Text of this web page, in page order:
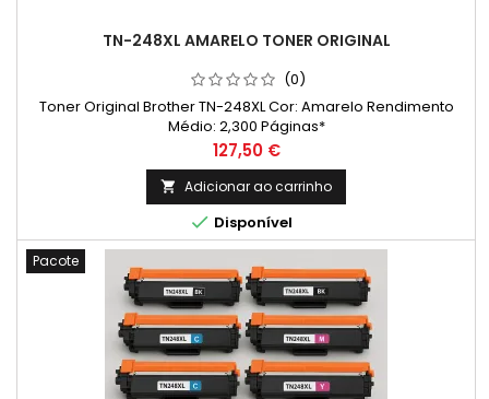
TN-248XL AMARELO TONER ORIGINAL
(0)
Toner Original Brother TN-248XL Cor: Amarelo Rendimento
Médio: 2,300 Páginas*
Preço
127,50 €
 Adicionar ao carrinho
 Disponível
Pacote